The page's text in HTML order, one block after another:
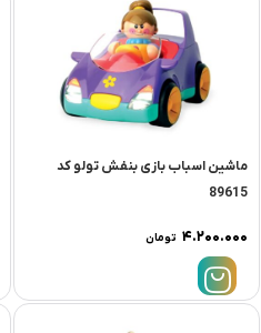
ماشین اسباب بازی بنفش تولو کد
89615
۴.۲۰۰.۰۰۰ تومان